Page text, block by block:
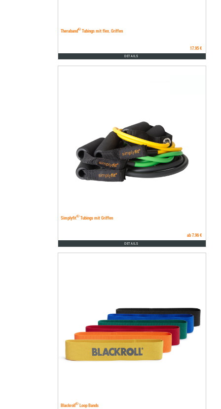
Theraband®Tubings mit flex. Griffen
17.95 €
DETAILS
Simplyfit®Tubings mit Griffen
ab 7.96 €
DETAILS
Blackroll®Loop Bands